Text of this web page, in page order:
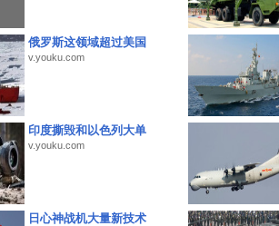
俄罗斯这领域超过美国
v.youku.com
印度撕毁和以色列大单
v.youku.com
日心神战机大量新技术